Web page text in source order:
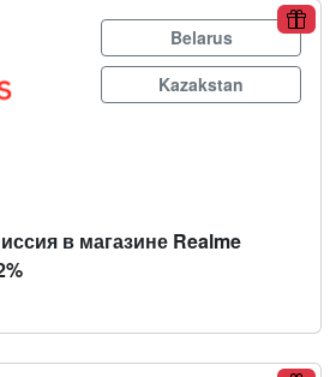
Belarus
Kazakstan
в магазине Realme